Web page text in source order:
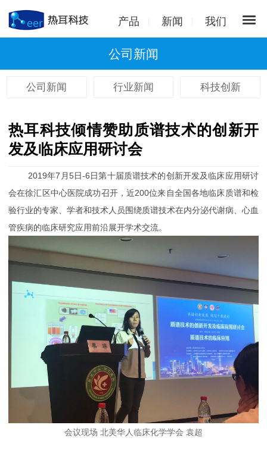
产品 新闻 我们
公司新闻
公司新闻 行业新闻 科技创新
热耳科技倾情赞助质谱技术的创新开
发及临床应用研讨会
2019年7月5日-6日第十届质谱技术的创新开发及临床应用研讨
会在徐汇区中心医院成功召开，近200位来自全国各地临床质谱和检
验行业的专家、学者和技术人员围绕质谱技术在内分泌代谢病、心血
管疾病的临床研究应用前沿展开学术交流。
会议现场 北美华人临床化学学会 袁超